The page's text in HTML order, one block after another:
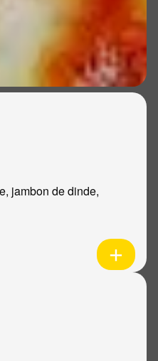
jambon de dinde,